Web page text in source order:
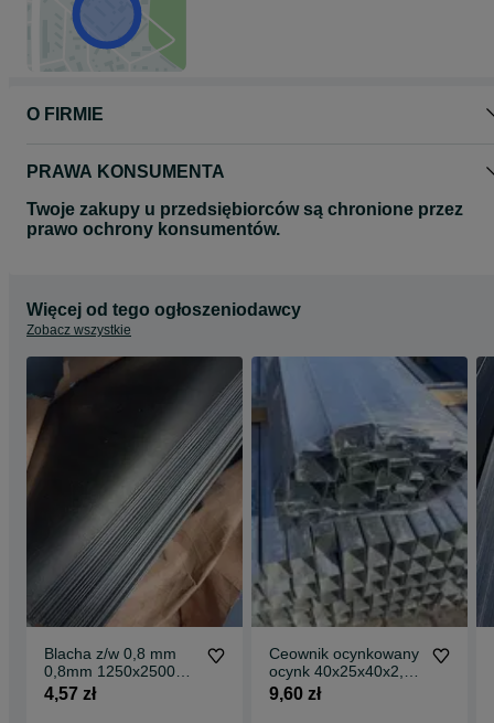
O FIRMIE
PRAWA KONSUMENTA
Twoje zakupy u przedsiębiorców są chronione przez
prawo ochrony konsumentów.
Więcej od tego ogłoszeniodawcy
Zobacz wszystkie
Blacha z/w 0,8 mm
0,8mm 1250x2500
1,25m 2,5m 1,25x2,5
blachy stal
4,57 zł
Ceownik ocynkowany
ocynk 40x25x40x2,0
40 25 ocynki stal
WYPRZEDAŻ
9,60 zł